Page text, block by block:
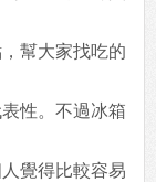
幫大家找吃的
性。不過冰箱
覺得比較容易